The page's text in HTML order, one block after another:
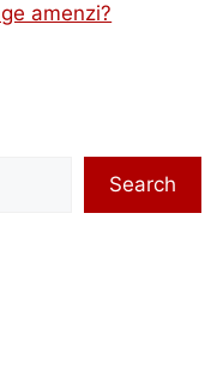
amenzi?
Search